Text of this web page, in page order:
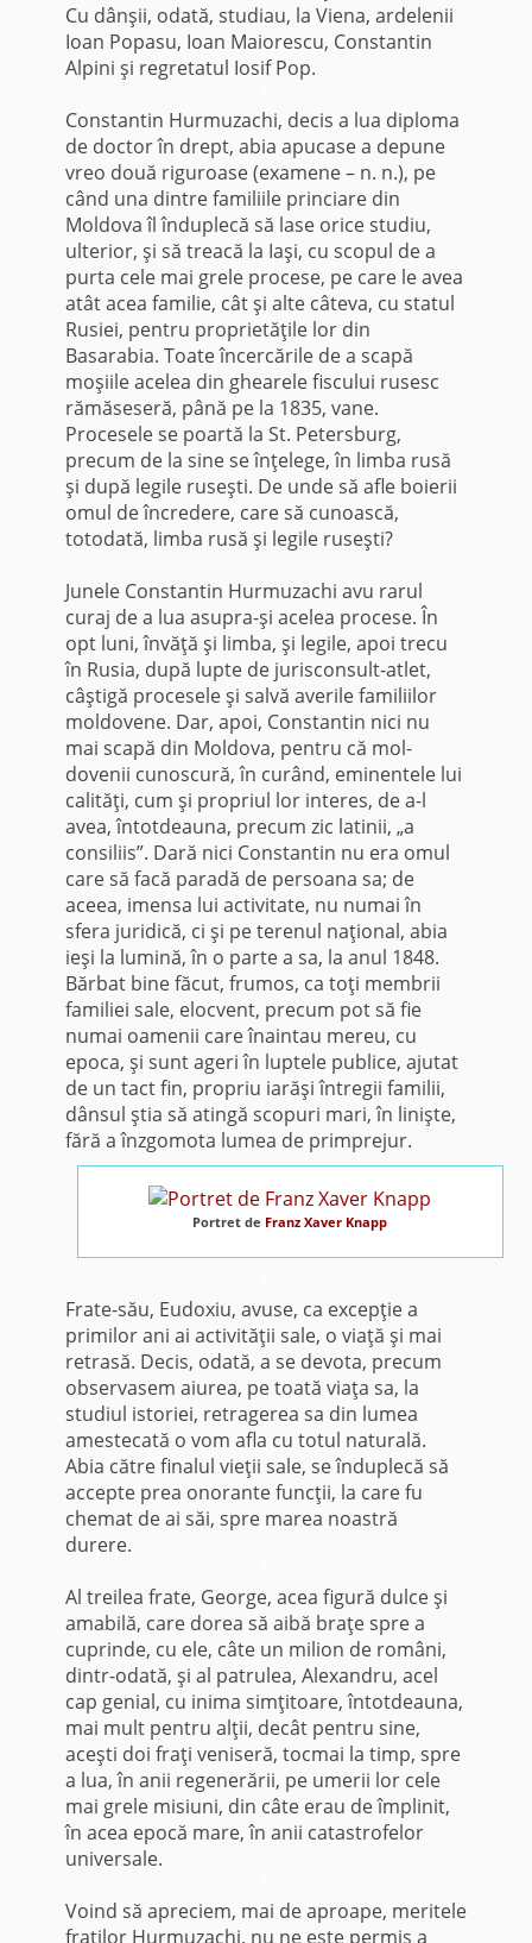
Cu dânşii, odată, studiau, la Viena, ardelenii
Ioan Popasu, Ioan Maiorescu, Constantin
Alpini şi regretatul Iosif Pop.
Constantin Hurmuzachi, decis a lua diploma
de doctor în drept, abia apucase a de­pune
vreo două riguroase (examene – n. n.), pe
când una dintre fami­liile princiare din
Moldova îl înduplecă să lase orice studiu,
ulterior, şi să treacă la Iaşi, cu scopul de a
purta cele mai grele procese, pe care le avea
atât acea familie, cât şi alte câteva, cu statul
Rusiei, pentru proprietăţile lor din
Basarabia. Toate încercările de a scapă
moşiile acelea din ghearele fiscului rusesc
rămăseseră, până pe la 1835, vane.
Procesele se poartă la St. Petersburg,
precum de la sine se înţelege, în limba rusă
şi după legile ruseşti. De unde să afle boierii
omul de încredere, care să cunoască,
totodată, limba rusă şi legile ruseşti?
Junele Constantin Hurmuzachi avu rarul
curaj de a lua asupra-şi acelea procese. În
opt luni, învăţă şi limba, şi legile, apoi trecu
în Rusia, după lupte de jurisconsult-atlet,
câştigă procesele şi salvă averile familiilor
moldovene. Dar, apoi, Constantin nici nu
mai scapă din Moldova, pentru că mol­
dovenii cunoscură, în curând, eminentele lui
calităţi, cum şi propriul lor interes, de a-l
avea, întotdeauna, precum zic latinii, „a
consiliis”. Dară nici Constantin nu era omul
care să facă paradă de persoana sa; de
aceea, imensa lui activitate, nu numai în
sfera juridică, ci şi pe terenul naţional, abia
ieşi la lumină, în o parte a sa, la anul 1848.
Bărbat bine făcut, frumos, ca toţi membrii
fa­miliei sale, elocvent, precum pot să fie
numai oamenii care înaintau mereu, cu
epoca, şi sunt ageri în luptele publice, ajutat
de un tact fin, propriu iarăşi întregii familii,
dânsul ştia să atingă scopuri mari, în linişte,
fără a înzgomota lumea de primprejur.
Portret de Franz Xaver Knapp
Frate-său, Eudoxiu, avuse, ca excepţie a
primilor ani ai activităţii sale, o viaţă şi mai
retrasă. Decis, odată, a se devota, precum
observasem aiurea, pe toată viaţa sa, la
studiul istoriei, retragerea sa din lumea
amestecată o vom afla cu totul natu­rală.
Abia către finalul vieţii sale, se înduplecă să
accepte prea onorante funcţii, la care fu
chemat de ai săi, spre marea noastră
durere.
Al treilea frate, George, acea figură dulce şi
amabilă, care dorea să aibă braţe spre a
cuprinde, cu ele, câte un milion de români,
dintr-odată, şi al patrulea, Alexandru, acel
cap genial, cu inima simţitoare, întotdeauna,
mai mult pentru alţii, decât pentru sine,
aceşti doi fraţi veniseră, tocmai la timp, spre
a lua, în anii regenerării, pe umerii lor cele
mai grele misiuni, din câte erau de împlinit,
în acea epocă mare, în anii catastrofelor
universale.
Voind să apreciem, mai de aproape, meritele
fraţilor Hurmuzachi, nu ne este permis a